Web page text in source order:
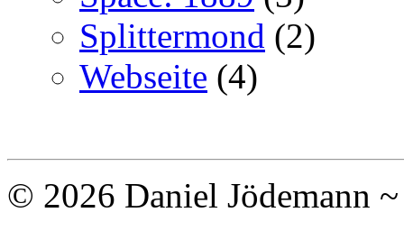
Splittermond (2)
Webseite (4)
© 2026 Daniel Jödemann